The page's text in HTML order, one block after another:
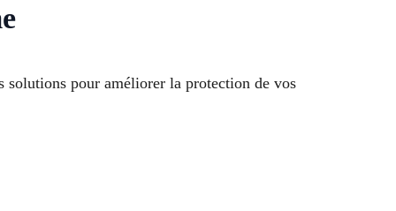
solutions pour améliorer la protection de vos